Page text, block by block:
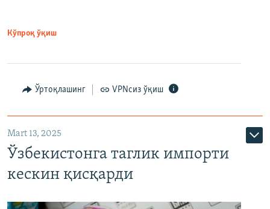
Кўпроқ ўқиш
Ўртоқлашинг VPNсиз ўқиш
Mart 13, 2025
Ўзбекистонга таглик импорти
кескин қисқарди